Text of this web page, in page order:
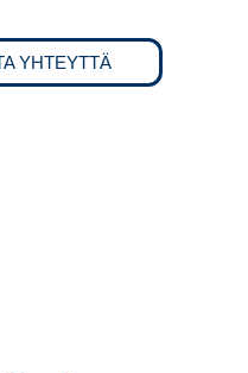
YHTEYTTÄ